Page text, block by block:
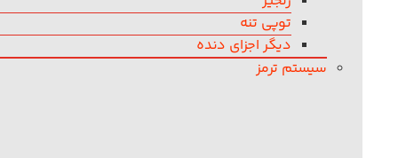
توپی تنه
دیگر اجزای دنده
سیستم ترمز